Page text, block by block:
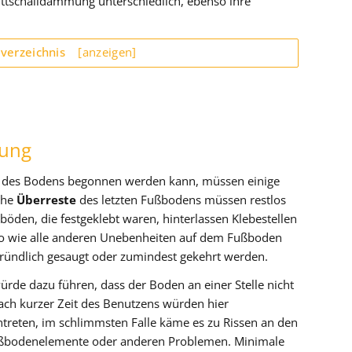
[anzeigen]
Bodens begonnen werden kann, müssen einige
Überreste des letzten Fußbodens müssen restlos
die festgeklebt waren, hinterlassen Klebestellen
wie alle anderen Unebenheiten auf dem Fußboden
gesaugt oder zumindest gekehrt werden.
dazu führen, dass der Boden an einer Stelle nicht
kurzer Zeit des Benutzens würden hier
im schlimmsten Falle käme es zu Rissen an den
oder anderen Problemen. Minimale